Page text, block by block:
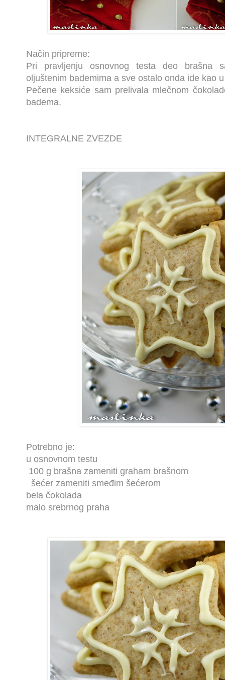
Način pripreme:
Pri pravljenju osnovnog testa deo brašna
oljuštenim bademima a sve ostalo onda ide kao
Pečene keksiće sam prelivala mlečnom
badema.
INTEGRALNE ZVEZDE
Potrebno je:
u osnovnom testu
100 g brašna zameniti graham brašnom
šećer zameniti smeđim šećerom
bela čokolada
malo srebrnog praha